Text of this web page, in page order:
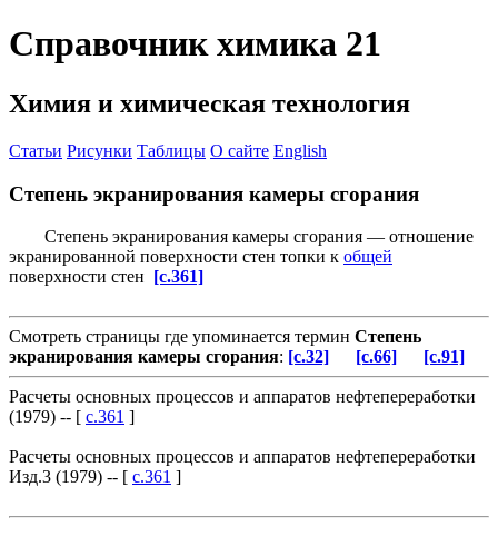
Справочник химика 21
Химия и химическая технология
Статьи Рисунки Таблицы О сайте English
Степень экранирования камеры сгорания
Степень экранирования камеры сгорания — отношение
экранированной поверхности стен топки к общей
поверхности стен [c.361]
Смотреть страницы где упоминается термин Степень
экранирования камеры сгорания: [c.32] [c.66] [c.91]
Расчеты основных процессов и аппаратов нефтепереработки
(1979) -- [ c.361 ]
Расчеты основных процессов и аппаратов нефтепереработки
Изд.3 (1979) -- [ c.361 ]